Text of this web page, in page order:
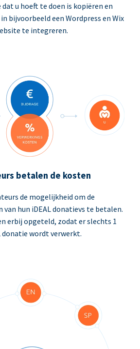
dat u hoeft te doen is kopiëren en
bijvoorbeeld een Wordpress en Wix
te integreren.
betalen de kosten
de mogelijkheid om de
hun iDEAL donatievs te betalen.
erbij opgeteld, zodat er slechts 1
donatie wordt verwerkt.